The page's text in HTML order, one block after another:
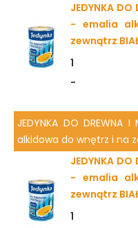
JEDYNKA DO
- emalia
zewnątrz
1
-
JEDYNKA DO DREWNA
alkidowa do wnętrz i na
JEDYNKA DO
- emalia
zewnątrz
1